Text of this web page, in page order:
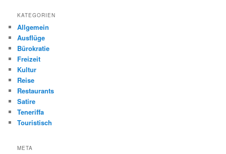
KATEGORIEN
Allgemein
Ausflüge
Bürokratie
Freizeit
Kultur
Reise
Restaurants
Satire
Teneriffa
Touristisch
META